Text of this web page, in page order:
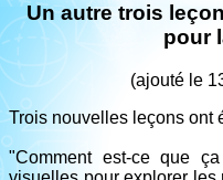
Un autre trois
pour
(ajouté le
Trois nouvelles leçons ont
"Comment est-ce que